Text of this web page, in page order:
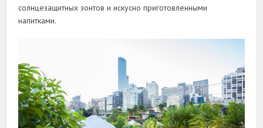
солнцезащитных зонтов и искусно приготовленными
напитками.